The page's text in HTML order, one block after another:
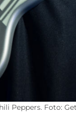
Peppers. Foto: